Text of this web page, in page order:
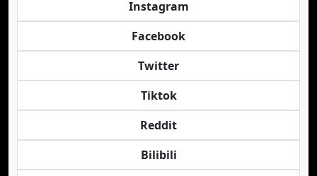
Instagram
Facebook
Twitter
Tiktok
Reddit
Bilibili